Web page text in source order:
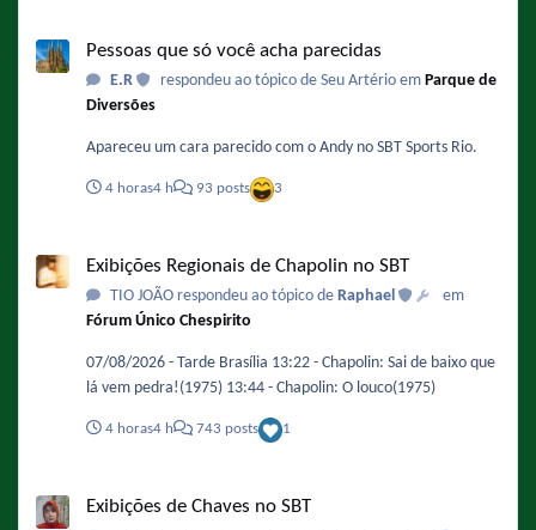
Pessoas que só você acha parecidas
E.R respondeu ao tópico de Seu Artério em Parque de
Diversões
Apareceu um cara parecido com o Andy no SBT Sports Rio.
4 horas4 h 93 posts 3
Exibições Regionais de Chapolin no SBT
TIO JOÃO respondeu ao tópico de Raphael
em
Fórum Único Chespirito
07/08/2026 - Tarde Brasília 13:22 - Chapolin: Sai de baixo que
lá vem pedra!(1975) 13:44 - Chapolin: O louco(1975)
4 horas4 h 743 posts 1
Exibições de Chaves no SBT